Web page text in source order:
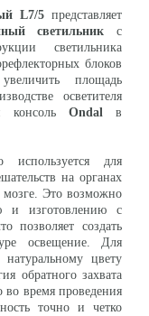
L7/5 представляет
светильник с
светильника
блоков
площадь
осветителя
консоль Ondalв
используется для
на органах
Это возможно
и изготовлению с
позволяет создать
освещение. Для
цвету
обратного захвата
время проведения
точно и четко